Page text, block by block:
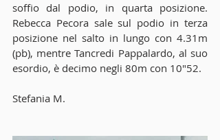
soffio dal podio, in quarta posizione.
Rebecca Pecora sale sul podio in terza
posizione nel salto in lungo con 4.31m
(pb), mentre Tancredi Pappalardo, al suo
esordio, è decimo negli 80m con 10"52.
Stefania M.